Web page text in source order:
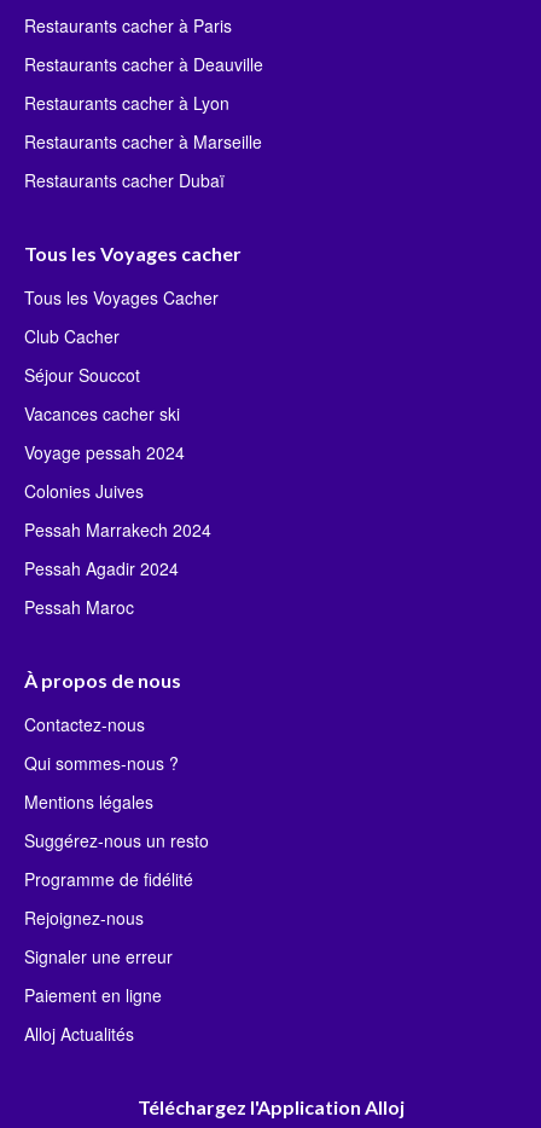
Restaurants cacher à Paris
Restaurants cacher à Deauville
Restaurants cacher à Lyon
Restaurants cacher à Marseille
Restaurants cacher Dubaï
Tous les Voyages cacher
Tous les Voyages Cacher
Club Cacher
Séjour Souccot
Vacances cacher ski
Voyage pessah 2024
Colonies Juives
Pessah Marrakech 2024
Pessah Agadir 2024
Pessah Maroc
À propos de nous
Contactez-nous
Qui sommes-nous ?
Mentions légales
Suggérez-nous un resto
Programme de fidélité
Rejoignez-nous
Signaler une erreur
Paiement en ligne
Alloj Actualités
Téléchargez l'Application Alloj